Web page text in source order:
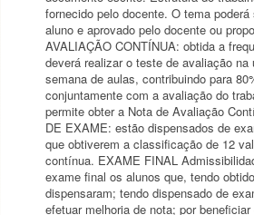
fornecido pelo docente. O tema
aluno e aprovado pelo docente ou
AVALIAÇÃO CONTÍNUA: obtida a
deverá realizar o teste de avaliação na
semana de aulas, contribuindo para
conjuntamente com a avaliação do
permite obter a Nota de Avaliação
DE EXAME: estão dispensados de
que obtiverem a classificação de 12
contínua. EXAME FINAL
exame final os alunos que, tendo
dispensaram; tendo dispensado de
efetuar melhoria de nota; por